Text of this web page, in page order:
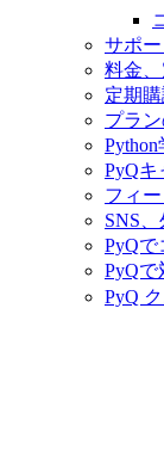
サポ
料金
定期
プラ
PyQ
フィ
SNS
PyQ
PyQ
PyQ